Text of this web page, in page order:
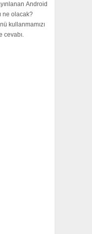
Android
ne olacak?
kullanmamızı
cevabı.